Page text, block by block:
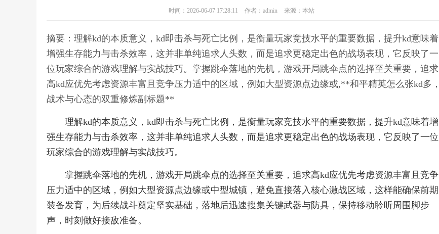
时间：2026-06-07 17:28:11 作者：admin 来源：本站
摘要：理解kd的本质意义，kd即击杀与死亡比例，是衡量玩家竞技水平的重要数据，提升kd意味着
增强生存能力与击杀效率，这并非单纯追求人头数，而是追求更稳定出色的战场表现，它反映了一
位玩家综合的游戏理解与实战技巧。掌握跳伞落地的先机，游戏开局跳伞点的选择至关重要，追求
高kd应优先考虑资源丰富且竞争压力适中的区域，例如大型资源点边缘或,**和平精英怎么张kd多，
战术与心态的双重修炼副标题**
理解kd的本质意义，kd即击杀与死亡比例，是衡量玩家竞技水平的重要数据，提升kd意味着增
强生存能力与击杀效率，这并非单纯追求人头数，而是追求更稳定出色的战场表现，它反映了一位
玩家综合的游戏理解与实战技巧。
掌握跳伞落地的先机，游戏开局跳伞点的选择至关重要，追求高kd应优先考虑资源丰富且竞争
压力适中的区域，例如大型资源点边缘或中型城镇，避免直接落入核心激战区域，这样能确保前期
装备发育，为后续战斗奠定坚实基础，落地后迅速搜集关键武器与防具，保持移动聆听周围脚步
声，时刻做好接敌准备。